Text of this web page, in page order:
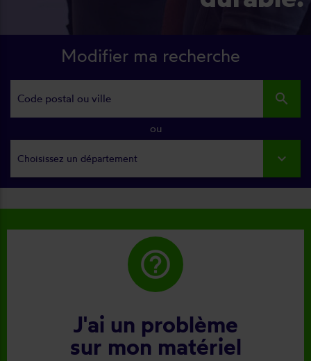
Modifier ma recherche
search
ou
Choisissez un département
help_outline
J'ai un problème
sur mon matériel